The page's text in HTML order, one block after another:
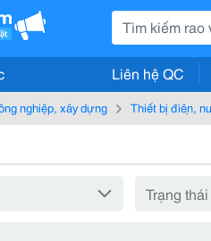
Liên hệ QC
nghiệp, xây dựng Thiết bị điện,